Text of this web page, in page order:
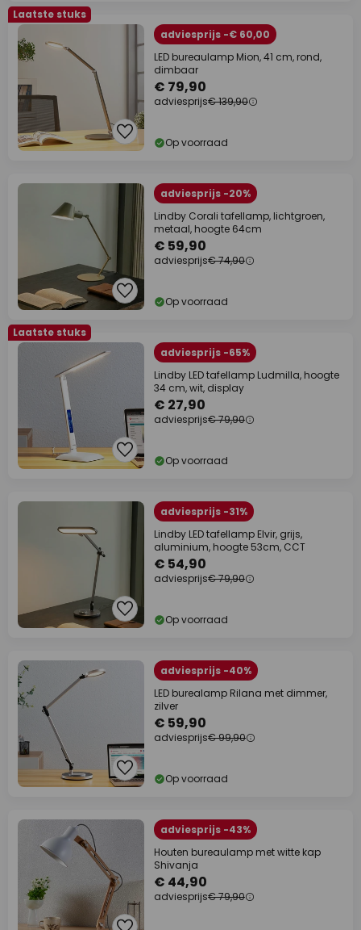
Laatste stuks
adviesprijs -€ 60,00
LED bureaulamp Mion, 41 cm, rond,
dimbaar
€ 79,90
adviesprijs€ 139,90
Op voorraad
adviesprijs -20%
Lindby Corali tafellamp, lichtgroen,
metaal, hoogte 64cm
€ 59,90
adviesprijs€ 74,90
Op voorraad
Laatste stuks
adviesprijs -65%
Lindby LED tafellamp Ludmilla, hoogte
34 cm, wit, display
€ 27,90
adviesprijs€ 79,90
Op voorraad
adviesprijs -31%
Lindby LED tafellamp Elvir, grijs,
aluminium, hoogte 53cm, CCT
€ 54,90
adviesprijs€ 79,90
Op voorraad
adviesprijs -40%
LED burealamp Rilana met dimmer,
zilver
€ 59,90
adviesprijs€ 99,90
Op voorraad
adviesprijs -43%
Houten bureaulamp met witte kap
Shivanja
€ 44,90
adviesprijs€ 79,90